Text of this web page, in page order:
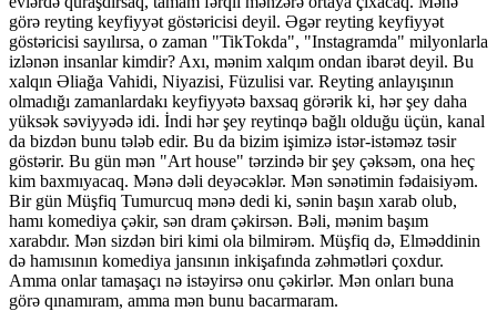
görə reyting keyfiyyət göstəricisi deyil. Əgər reyting keyfiyyət
göstəricisi sayılırsa, o zaman "TikTokda", "Instagramda" milyonlarla
izlənən insanlar kimdir? Axı, mənim xalqım ondan ibarət deyil. Bu
xalqın Əliağa Vahidi, Niyazisi, Füzulisi var. Reyting anlayışının
olmadığı zamanlardakı keyfiyyətə baxsaq görərik ki, hər şey daha
yüksək səviyyədə idi. İndi hər şey reytinqə bağlı olduğu üçün, kanal
da bizdən bunu tələb edir. Bu da bizim işimizə istər-istəməz təsir
göstərir. Bu gün mən "Art house" tərzində bir şey çəksəm, ona heç
kim baxmıyacaq. Mənə dəli deyəcəklər. Mən sənətimin fədaisiyəm.
Bir gün Müşfiq Tumurcuq mənə dedi ki, sənin başın xarab olub,
hamı komediya çəkir, sən dram çəkirsən. Bəli, mənim başım
xarabdır. Mən sizdən biri kimi ola bilmirəm. Müşfiq də, Elməddinin
də hamısının komediya jansının inkişafında zəhmətləri çoxdur.
Amma onlar tamaşaçı nə istəyirsə onu çəkirlər. Mən onları buna
görə qınamıram, amma mən bunu bacarmaram.